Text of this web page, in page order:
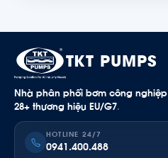
TKT PUMPS
Nhà phân phối bơm công nghiệp
28+ thương hiệu EU/G7.
HOTLINE 24/7
0941.400.488